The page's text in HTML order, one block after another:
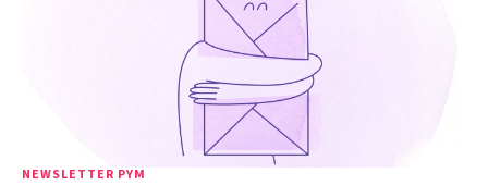
NEWSLETTER PYM